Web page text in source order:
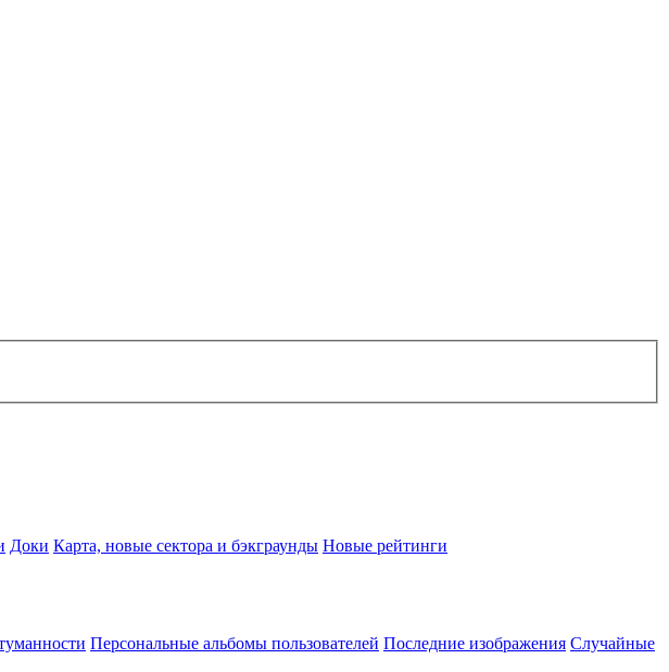
Доки Карта, новые сектора и бэкграунды Новые рейтинги
Персональные альбомы пользователей Последние изображения Случайные